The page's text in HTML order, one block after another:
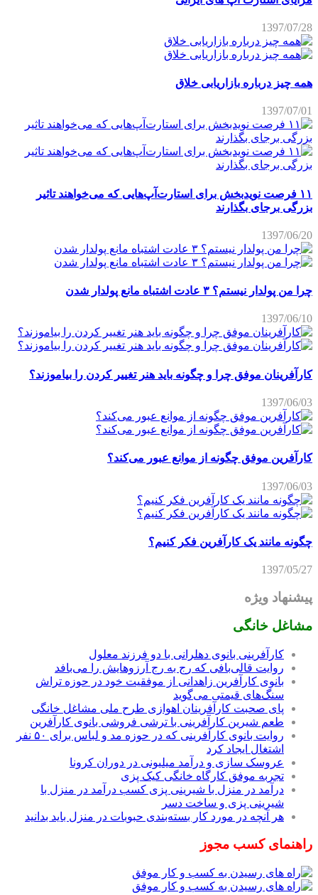
1397/07/28
همه چیز درباره بازاریابی خلاق
1397/07/01
۱۱ فرصت نویدبخش برای استارت‌آپ‌هایی که می‌خواهند تاثیر
بزرگی برجای بگذارند
1397/06/20
چرا من پولدار نیستم؟ ۳ عادت اشتباه مانع پولدار شدن
1397/06/10
کارآفرینان موفق چرا و چگونه باید هنر تغییر کردن را بیاموزند؟
1397/06/03
کارآفرین موفق چگونه از موانع عبور می‌کند؟
1397/06/03
چگونه مانند یک کارآفرین فکر کنیم؟
1397/05/27
پیشنهاد ویژه
مشاغل خانگی
کارآفرینی بانوی دهلرانی با دو فرزند معلول
روایت قالی‌بافی که رج به رج آرزوهایش را می‌بافد
بانوی کارآفرین زاهدانی از موفقیت خود در حوزه تراش
سنگ‌های قیمتی می‌گوید
پای صحبت کارآفرینان اهوازی طرح ملی مشاغل خانگی
طعم شیرین کارآفرینی با ترشی فروشی بانوی کارآفرین
روایت بانوی کارآفرینی که در حوزه مد و لباس برای ۵۰ نفر
اشتغال ایجاد کرد
عروسک سازی و درآمد میلیونی در دوران کرونا
تجربه موفق کارگاه خانگی کیک پزی
درآمد در منزل با شیرینی پزی کسب درآمد در منزل با
شیرینی پزی و ساخت دسر
هر آنچه در مورد کار بسته‌بندی حبوبات در منزل باید بدانید
راهنمای کسب مجوز